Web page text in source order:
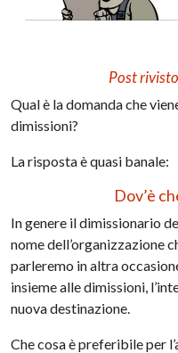
Post
Qual è la domanda che
dimissioni?
La risposta è quasi banale:
Dov’è
In genere il dimissionario
nome dell’organizzazione
parleremo in altra
insieme alle dimissioni,
nuova destinazione.
Che cosa è preferibile per